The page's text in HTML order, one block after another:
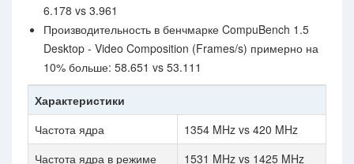
6.178 vs 3.961
Производительность в бенчмарке CompuBench 1.5
Desktop - Video Composition (Frames/s) примерно на
10% больше: 58.651 vs 53.111
Характеристики
Частота ядра
1354 MHz vs 420 MHz
Частота ядра в режиме
1531 MHz vs 1425 MHz